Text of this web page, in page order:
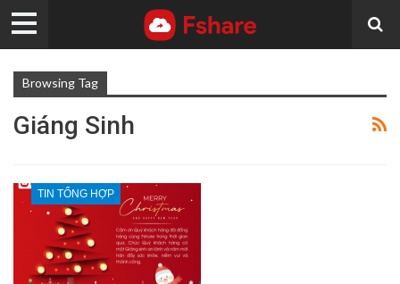
Browsing Tag
Giáng Sinh
TIN TỔNG HỢP